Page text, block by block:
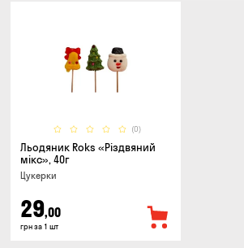
(0)
Льодяник Roks «Різдвяний
мікс», 40г
Цукерки
29,00
грн за 1 шт